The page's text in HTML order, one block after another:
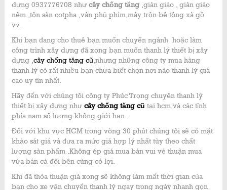
dựng 0937776708 như cây chống tăng ,giàn giáo , giàn giáo
nêm ,tôn sàn cotpha ,ván phủ phim,máy trộn bê tông xà gồ
vv.
Khi bạn đang cho thuê bạn muốn chuyển ngành hoặc làm
công trình xây dựng đã xong bạn muốn thanh lý thiết bị xây
dựng ,cây chống tăng cũ,nhưng những công ty mua hàng
thanh lý có rất nhiều bạn chưa biết chọn nơi nào thanh lý giá
cao uy tín nhất.
Hãy đến với chúng tôi công ty Phúc Trọng chuyên thanh lý
thiết bị xây dựng như cây chống tăng cũ tại hcm và các tỉnh
phía nam số lượng không giới hạn.
Đối với khu vực HCM trong vòng 30 phút chúng tôi sẽ có mặt
khảo sát giá và đưa ra mức giá hợp lý nhất tùy theo chất
lượng sản phẩm .Không ép giá mua bán vui vẻ thuận mua
vừa bán cả đôi bên cùng có lợi.
Khi đã thỏa thuận giá xong sẽ không làm mất thời gian của
bạn cho xe vận chuyển thanh lý ngay trong ngày nhanh gọn